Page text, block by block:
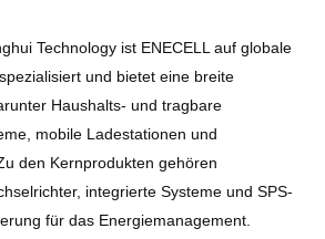
Technology ist ENECELL auf globale
und bietet eine breite
Haushalts- und tragbare
mobile Ladestationen und
den Kernprodukten gehören
integrierte Systeme und SPS-
für das Energiemanagement.